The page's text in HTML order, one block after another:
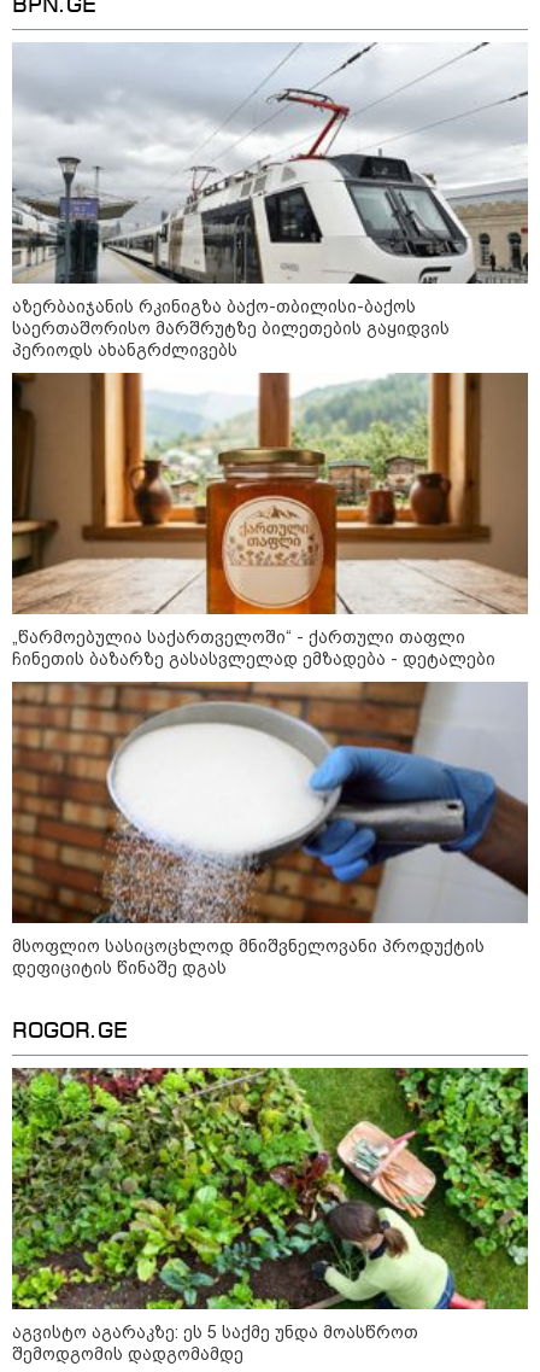
ეკუთვნის წიხლი ივანიშვილის
ღალატზე დაფუძნებული
დიქტატურის მსახურებისგან" -
მიხეილ სააკაშვილი
16:22 / 08-08-2026
"აი, ეს არის სამშობლოს
ღალატი" - როგორ ეხმაურება
ნიკა გვარამია აგვისტოს ომთან
დაკავშირებით ირაკლი
კობახიძის განცხადებას?
კატეგორიის ყველა სიახლე
აზერბაიჯანის რკინიგზა ბაქო-
თბილისი-ბაქოს საერთაშორისო
მარშრუტზე ბილეთების გაყიდვის
პერიოდს ახანგრძლივებს
ქართული თაფლი ჩინეთის
ბაზარზე გასასვლელად ემზადება
- დეტალები
მსოფლიო სასიცოცხლოდ
მნიშვნელოვანი პროდუქტის
დეფიციტის წინაშე დგას
კონფლიქტები
BPN.GE
აზერბაიჯანის რკინიგზა ბაქო-თბილისი-ბაქოს
საერთაშორისო მარშრუტზე ბილეთების გაყიდვის
პერიოდს ახანგრძლივებს
„წარმოებულია საქართველოში“ - ქართული თაფლი
ჩინეთის ბაზარზე გასასვლელად ემზადება - დეტალები
მსოფლიო სასიცოცხლოდ მნიშვნელოვანი პროდუქტის
დეფიციტის წინაშე დგას
ROGOR.GE
აგვისტო აგარაკზე: ეს 5 საქმე უნდა მოასწროთ
შემოდგომის დადგომამდე